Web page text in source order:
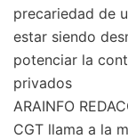
precariedad de
estar siendo
potenciar la
privados
ARAINFO
CGT llama a la